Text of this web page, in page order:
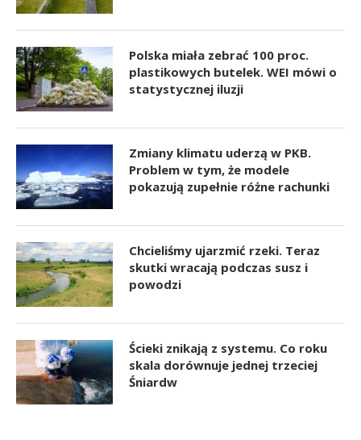
Polska miała zebrać 100 proc.
plastikowych butelek. WEI mówi o
statystycznej iluzji
Zmiany klimatu uderzą w PKB.
Problem w tym, że modele
pokazują zupełnie różne rachunki
Chcieliśmy ujarzmić rzeki. Teraz
skutki wracają podczas susz i
powodzi
Ścieki znikają z systemu. Co roku
skala dorównuje jednej trzeciej
Śniardw